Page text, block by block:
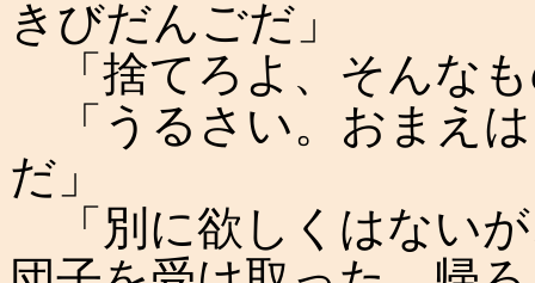
きびだんごだ」
「捨てろよ、そんな
「うるさい。おまえ
だ」
「別に欲しくはない